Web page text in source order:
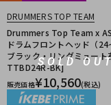
アンプ
DJ機器
SOLD
DRUMMERS TOP TEAM
Drummers Top Team x
ドラムフロントヘッド（24
ブラック・リングミュート
TTBD24R-BK]
販売価格¥10,560(税込)